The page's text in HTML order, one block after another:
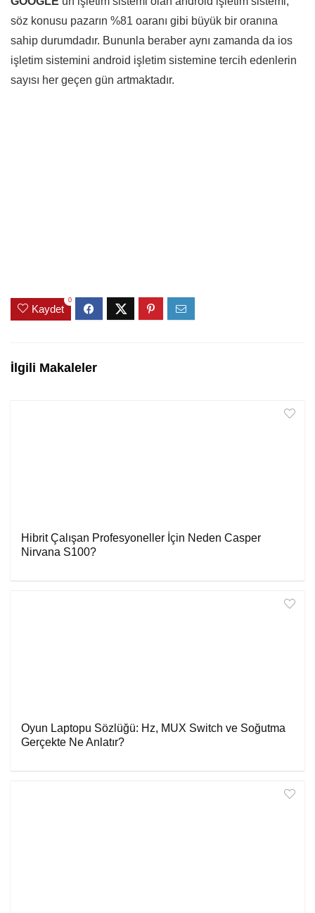
söz konusu pazarın %81 oaranı gibi büyük bir oranına
sahip durumdadır. Bununla beraber aynı zamanda da ios
işletim sistemini android işletim sistemine tercih edenlerin
sayısı her geçen gün artmaktadır.
Kaydet
0
İlgili Makaleler
Hibrit Çalışan Profesyoneller İçin Neden Casper
Nirvana S100?
Oyun Laptopu Sözlüğü: Hz, MUX Switch ve Soğutma
Gerçekte Ne Anlatır?